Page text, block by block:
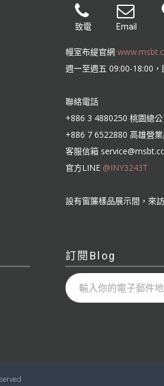
致電 Email
幔室布緹官網
週一至週五 09:00-18:00
聯絡電話
+886 3 4880250 桃園總
+886 7 6522880 高雄營
客服信箱
官方LINE @INY3243T
設有窗簾樣品展示間，來
訂閱Blog
輸入你的電子郵件地址…